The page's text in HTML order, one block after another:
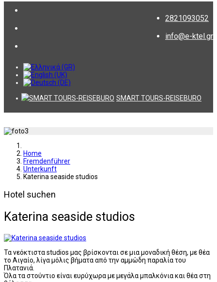
2821093052
info@e-ktel.gr
SMART TOURS-REISEBURO
Home
Fremdenführer
Unterkunft
Katerina seaside studios
Hotel suchen
Katerina seaside studios
Τα νεόκτιστα studios μας βρίσκονται σε μια μοναδική θέση, με θέα
το Αιγαίο, λίγα μόλις βήματα από την αμμώδη παραλία του
Πλατανιά.
Όλα τα στούντιο είναι ευρύχωρα με μεγάλα μπαλκόνια και θέα στη